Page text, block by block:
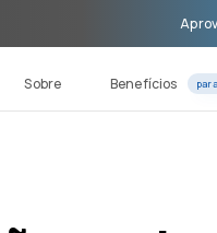
Sobre Benefícios